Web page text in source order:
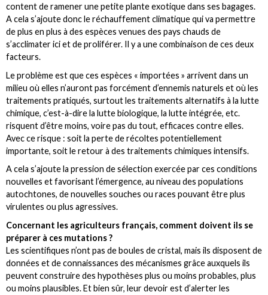
content de ramener une petite plante exotique dans ses bagages.
A cela s’ajoute donc le réchauffement climatique qui va permettre
de plus en plus à des espèces venues des pays chauds de
s’acclimater ici et de proliférer. Il y a une combinaison de ces deux
facteurs.
Le problème est que ces espèces « importées » arrivent dans un
milieu où elles n’auront pas forcément d’ennemis naturels et où les
traitements pratiqués, surtout les traitements alternatifs à la lutte
chimique, c’est-à-dire la lutte biologique, la lutte intégrée, etc.
risquent d’être moins, voire pas du tout, efficaces contre elles.
Avec ce risque : soit la perte de récoltes potentiellement
importante, soit le retour à des traitements chimiques intensifs.
A cela s’ajoute la pression de sélection exercée par ces conditions
nouvelles et favorisant l’émergence, au niveau des populations
autochtones, de nouvelles souches ou races pouvant être plus
virulentes ou plus agressives.
Concernant les agriculteurs français, comment doivent ils se
préparer à ces mutations ?
Les scientifiques n’ont pas de boules de cristal, mais ils disposent de
données et de connaissances des mécanismes grâce auxquels ils
peuvent construire des hypothèses plus ou moins probables, plus
ou moins plausibles. Et bien sûr, leur devoir est d’alerter les